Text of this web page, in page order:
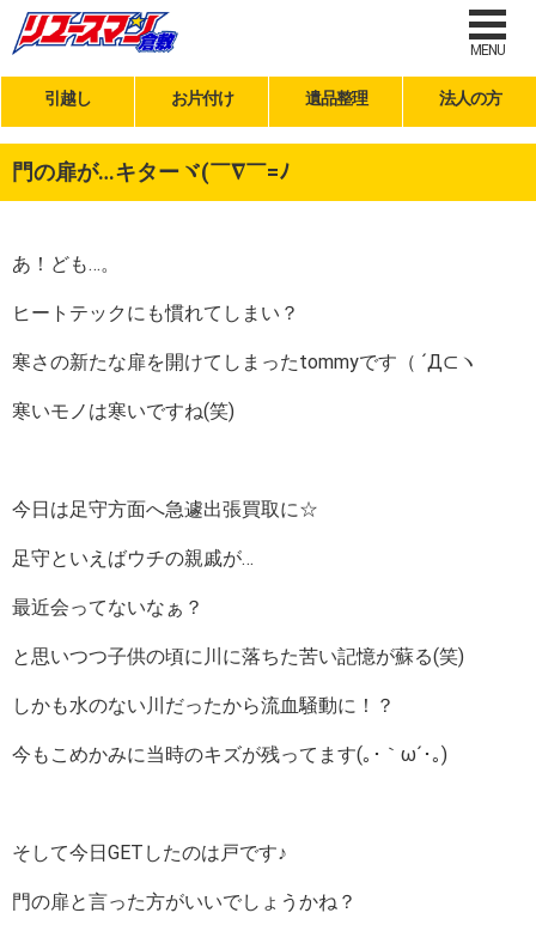
MENU
引越し お片付け 遺品整理 法人の方
門の扉が…キターヾ(￣∇￣=ﾉ
あ！ども…。
ヒートテックにも慣れてしまい？
寒さの新たな扉を開けてしまったtommyです（ ´Д⊂ヽ
寒いモノは寒いですね(笑)
今日は足守方面へ急遽出張買取に☆
足守といえばウチの親戚が…
最近会ってないなぁ？
と思いつつ子供の頃に川に落ちた苦い記憶が蘇る(笑)
しかも水のない川だったから流血騒動に！？
今もこめかみに当時のキズが残ってます(｡･｀ω´･｡)
そして今日GETしたのは戸です♪
門の扉と言った方がいいでしょうかね？